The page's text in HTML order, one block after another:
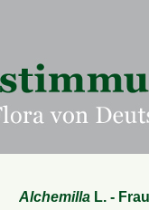
Alchemilla L. -